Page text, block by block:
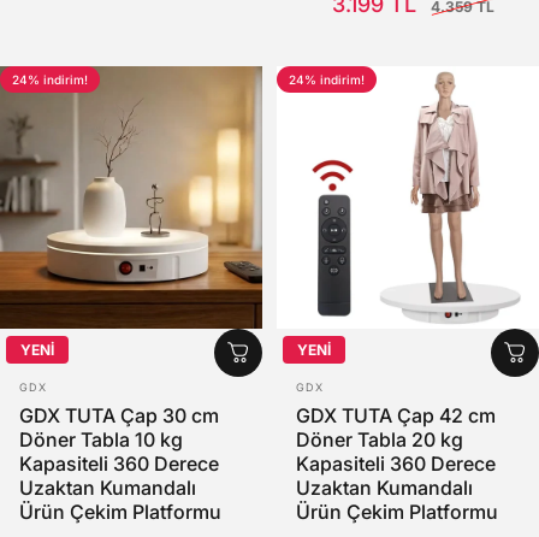
4.359 TL
24% indirim!
YENİ
SATICI:
GDX
GDX TUTA Çap 30 cm
Döner Tabla 10 kg
Kapasiteli 360 Derece
Uzaktan Kumandalı
Ürün Çekim Platformu
24% indirim!
YENİ
SATICI:
GDX
GDX TUTA Çap 42 cm
Döner Tabla 20 kg
Kapasiteli 360 Derece
Uzaktan Kumandalı
Ürün Çekim Platformu